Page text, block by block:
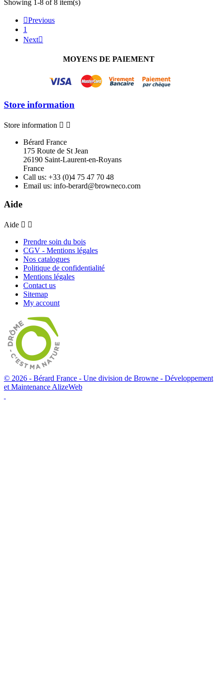
Showing 1-8 of 8 item(s)
Previous
1
Next
MOYENS DE PAIEMENT
Store information
Store information  
Bérard France
175 Route de St Jean
26190 Saint-Laurent-en-Royans
France
Call us: +33 (0)4 75 47 70 48
Email us: info-berard@browneco.com
Aide
Aide  
Prendre soin du bois
CGV - Mentions légales
Nos catalogues
Politique de confidentialité
Mentions légales
Contact us
Sitemap
My account
© 2026 - Bérard France - Une division de Browne - Développement
et Maintenance AlizeWeb